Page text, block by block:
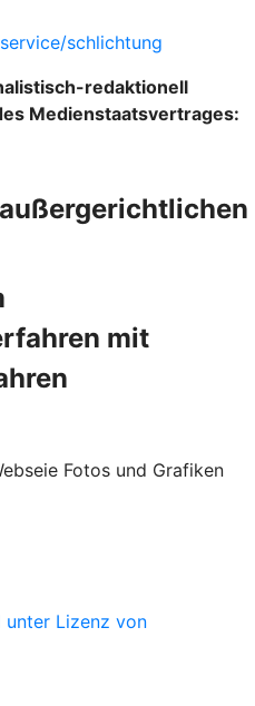
schlichtung
redaktionell
Medienstaatsvertrages:
mit
Fotos und Grafiken
unter Lizenz von